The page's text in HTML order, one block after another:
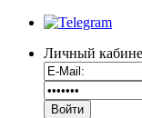
Личный